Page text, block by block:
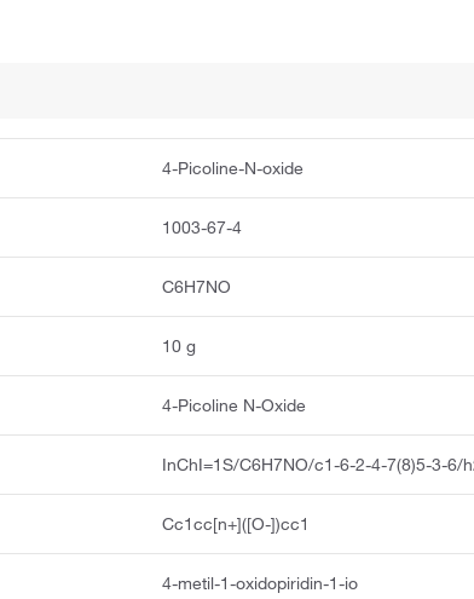
4-Picoline-N-oxide
1003-67-4
C6H7NO
10 g
4-Picoline N-Oxide
InChI=1S/C6H7NO/c1-6-2-4-7(8)5-3-6/
Cc1cc[n+]([O-])cc1
4-metil-1-oxidopiridin-1-io